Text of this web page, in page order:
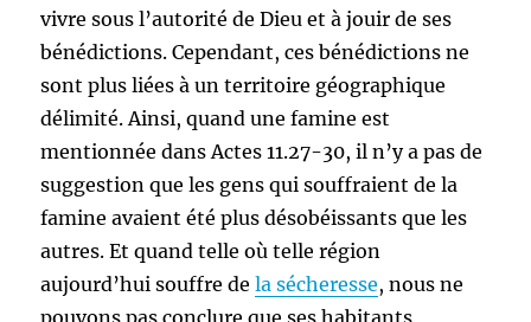
vivre sous l’autorité de Dieu et à jouir de ses
bénédictions. Cependant, ces bénédictions ne
sont plus liées à un territoire géographique
délimité. Ainsi, quand une famine est
mentionnée dans Actes 11.27-30, il n’y a pas de
suggestion que les gens qui souffraient de la
famine avaient été plus désobéissants que les
autres. Et quand telle où telle région
aujourd’hui souffre dela sécheresse, nous ne